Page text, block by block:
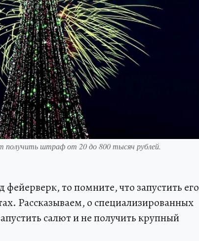
получить штраф от 20 до 800 тысяч рублей.
то помните, что запустить его
Рассказываем, о специализированных
салют и не получить крупный